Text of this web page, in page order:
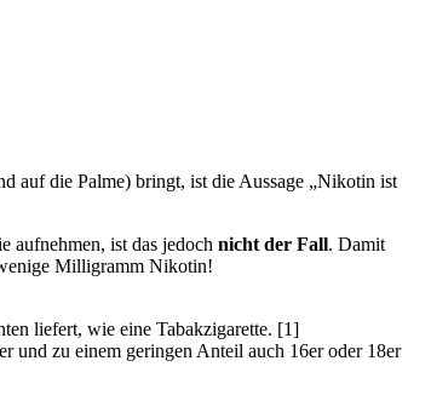
auf die Palme) bringt, ist die Aussage „Nikotin ist
aufnehmen, ist das jedoch nicht der Fall. Damit
Milligramm Nikotin!
liefert, wie eine Tabakzigarette. [1]
und zu einem geringen Anteil auch 16er oder 18er